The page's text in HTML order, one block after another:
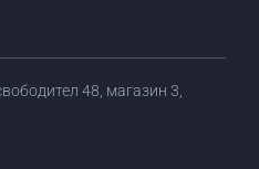
48, магазин 3,